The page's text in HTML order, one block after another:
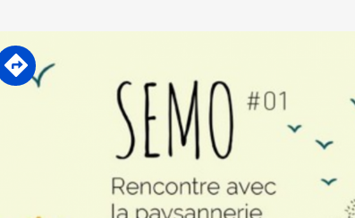
En transition